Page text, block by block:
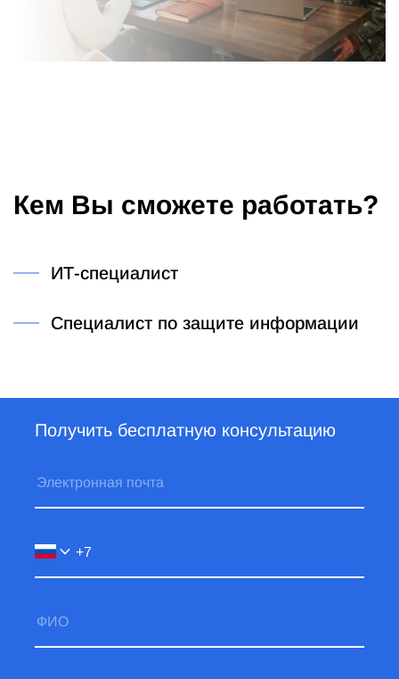
Кем Вы сможете работать?
ИТ-специалист
Специалист по защите информации
Получить бесплатную консультацию